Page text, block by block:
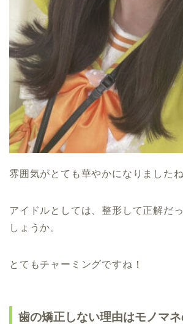
雰囲気がとても華やかになりましたね
アイドルとしては、整形して正解だ
しょうか。
とてもチャーミングですね！
歯の矯正しない理由はモノマネ